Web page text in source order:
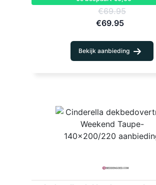
€69.95
€69.95
Bekijk aanbieding